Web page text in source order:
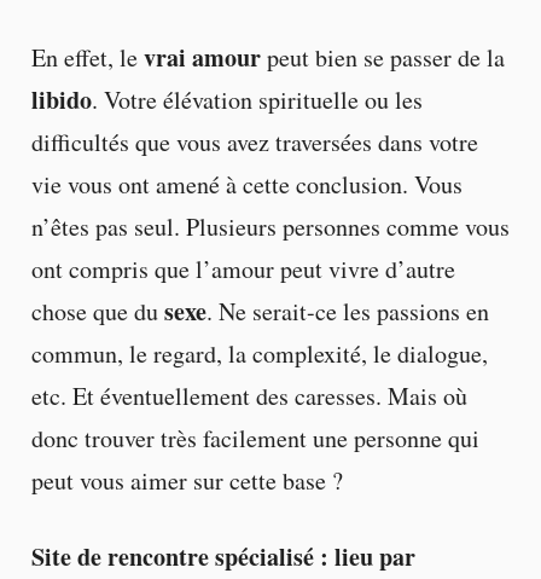
En effet, levrai amourpeut bien se passer de la
libido. Votre élévation spirituelle ou les
difficultés que vous avez traversées dans votre
vie vous ont amené à cette conclusion. Vous
n’êtes pas seul. Plusieurs personnes comme vous
ont compris que l’amour peut vivre d’autre
chose que dusexe. Ne serait-ce les passions en
commun, le regard, la complexité, le dialogue,
etc. Et éventuellement des caresses. Mais où
donc trouver très facilement une personne qui
peut vous aimer sur cette base ?
Site de rencontre spécialisé : lieu par